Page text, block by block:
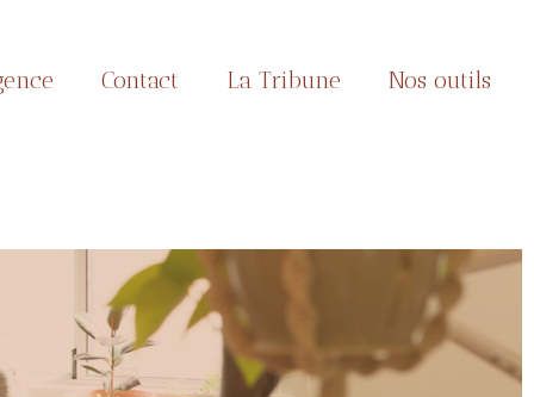
Contact La Tribune Nos outils